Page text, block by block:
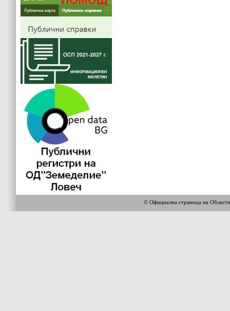
© Официална страница на